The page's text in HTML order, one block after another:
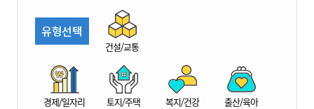
시
유형선택
건설/교통
경제/일자리 토지/주택 복지/건강 출산/육아